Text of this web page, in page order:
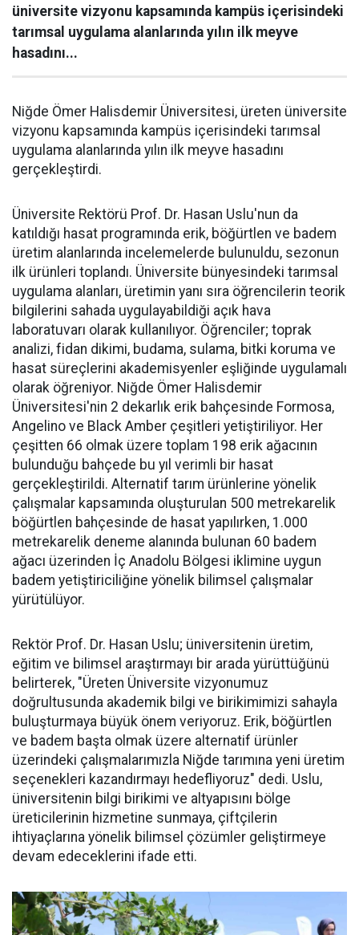
üniversite vizyonu kapsamında kampüs içerisindeki
tarımsal uygulama alanlarında yılın ilk meyve
hasadını...
Niğde Ömer Halisdemir Üniversitesi, üreten üniversite
vizyonu kapsamında kampüs içerisindeki tarımsal
uygulama alanlarında yılın ilk meyve hasadını
gerçekleştirdi.
Üniversite Rektörü Prof. Dr. Hasan Uslu'nun da
katıldığı hasat programında erik, böğürtlen ve badem
üretim alanlarında incelemelerde bulunuldu, sezonun
ilk ürünleri toplandı. Üniversite bünyesindeki tarımsal
uygulama alanları, üretimin yanı sıra öğrencilerin teorik
bilgilerini sahada uygulayabildiği açık hava
laboratuvarı olarak kullanılıyor. Öğrenciler; toprak
analizi, fidan dikimi, budama, sulama, bitki koruma ve
hasat süreçlerini akademisyenler eşliğinde uygulamalı
olarak öğreniyor. Niğde Ömer Halisdemir
Üniversitesi'nin 2 dekarlık erik bahçesinde Formosa,
Angelino ve Black Amber çeşitleri yetiştiriliyor. Her
çeşitten 66 olmak üzere toplam 198 erik ağacının
bulunduğu bahçede bu yıl verimli bir hasat
gerçekleştirildi. Alternatif tarım ürünlerine yönelik
çalışmalar kapsamında oluşturulan 500 metrekarelik
böğürtlen bahçesinde de hasat yapılırken, 1.000
metrekarelik deneme alanında bulunan 60 badem
ağacı üzerinden İç Anadolu Bölgesi iklimine uygun
badem yetiştiriciliğine yönelik bilimsel çalışmalar
yürütülüyor.
Rektör Prof. Dr. Hasan Uslu; üniversitenin üretim,
eğitim ve bilimsel araştırmayı bir arada yürüttüğünü
belirterek, "Üreten Üniversite vizyonumuz
doğrultusunda akademik bilgi ve birikimimizi sahayla
buluşturmaya büyük önem veriyoruz. Erik, böğürtlen
ve badem başta olmak üzere alternatif ürünler
üzerindeki çalışmalarımızla Niğde tarımına yeni üretim
seçenekleri kazandırmayı hedefliyoruz" dedi. Uslu,
üniversitenin bilgi birikimi ve altyapısını bölge
üreticilerinin hizmetine sunmaya, çiftçilerin
ihtiyaçlarına yönelik bilimsel çözümler geliştirmeye
devam edeceklerini ifade etti.